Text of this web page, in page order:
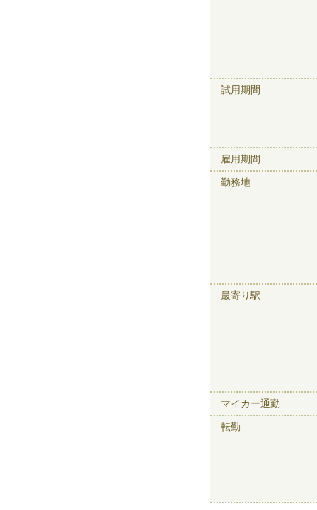
試用期間
雇用期間
勤務地
最寄り駅
マイカー通勤
転勤